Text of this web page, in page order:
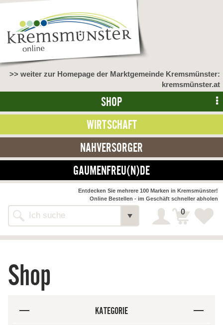
>> weiter zur Homepage der Marktgemeinde Kremsmünster:
kremsmünster.at
SHOP
WIRTSCHAFT
NAHVERSORGER
GAUMENFREU(N)DE
Shop
Entdecken Sie mehrere 100 Marken in Kremsmünster!
Online Bestellen - im Geschäft schneller abholen
0
Shop
KATEGORIE